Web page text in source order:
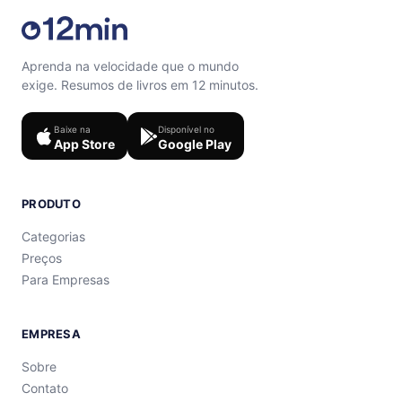
Aprenda na velocidade que o mundo
exige. Resumos de livros em 12 minutos.
Baixe na
App Store
Disponível no
Google Play
PRODUTO
Categorias
Preços
Para Empresas
EMPRESA
Sobre
Contato